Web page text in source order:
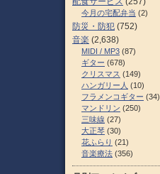
今月の宅配弁当 (2)
防災・防犯 (752)
音楽 (2,638)
MIDI / MP3 (87)
ギター (678)
クリスマス (149)
ハンガリー人 (10)
フラメンコギター (34)
マンドリン (250)
三味線 (27)
大正琴 (30)
花ふらり (21)
音楽療法 (356)